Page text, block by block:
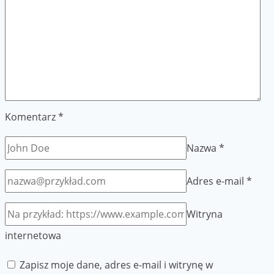
Komentarz*
Nazwa *
Adres e-mail *
Witryna
internetowa
Zapisz moje dane, adres e-mail i witrynę w